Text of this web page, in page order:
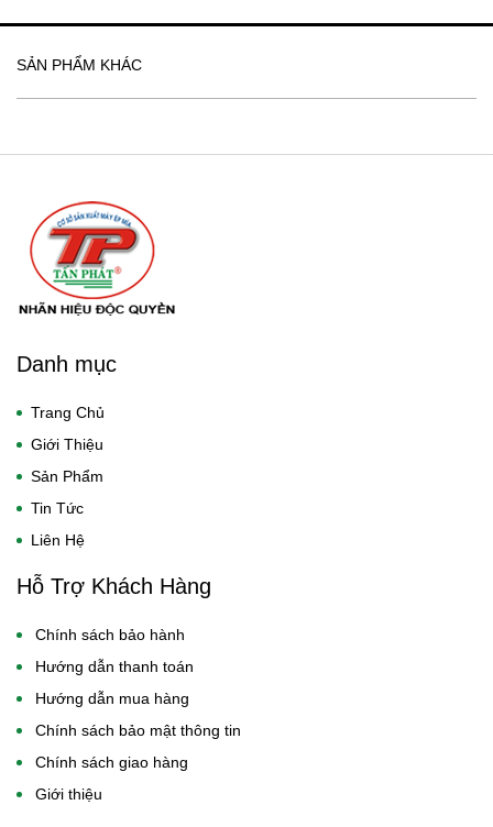
SẢN PHẨM KHÁC
Danh mục
Trang Chủ
Giới Thiệu
Sản Phẩm
Tin Tức
Liên Hệ
Hỗ Trợ Khách Hàng
Chính sách bảo hành
Hướng dẫn thanh toán
Hướng dẫn mua hàng
Chính sách bảo mật thông tin
Chính sách giao hàng
Giới thiệu